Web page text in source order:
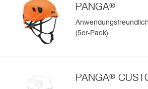
PANGA®
(5er-Pack)
PANGA®